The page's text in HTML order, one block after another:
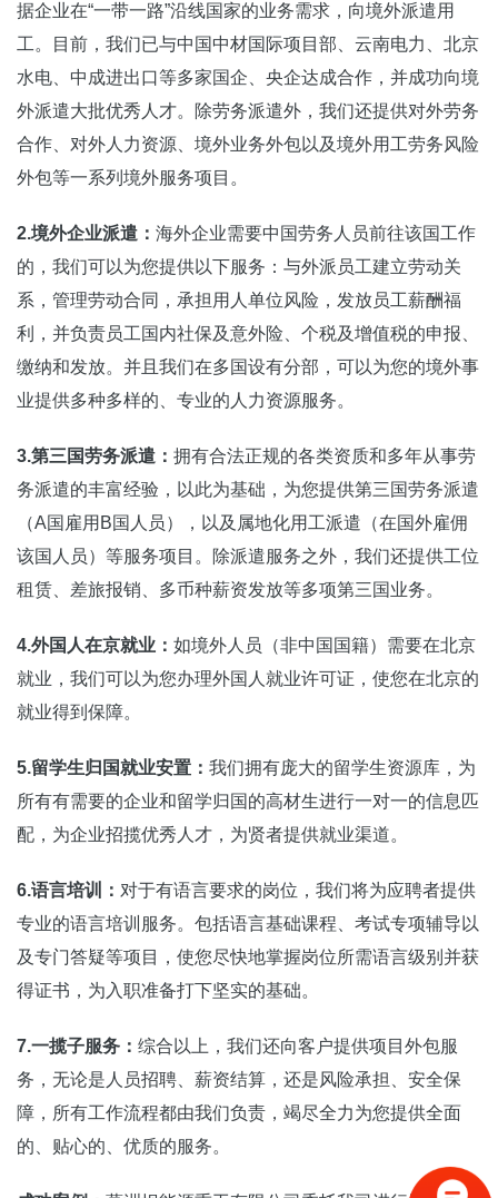
据企业在“一带一路”沿线国家的业务需求，向境外派遣用
工。目前，我们已与中国中材国际项目部、云南电力、北京
水电、中成进出口等多家国企、央企达成合作，并成功向境
外派遣大批优秀人才。除劳务派遣外，我们还提供对外劳务
合作、对外人力资源、境外业务外包以及境外用工劳务风险
外包等一系列境外服务项目。
2.境外企业派遣： 海外企业需要中国劳务人员前往该国工作
的，我们可以为您提供以下服务：与外派员工建立劳动关
系，管理劳动合同，承担用人单位风险，发放员工薪酬福
利，并负责员工国内社保及意外险、个税及增值税的申报、
缴纳和发放。并且我们在多国设有分部，可以为您的境外事
业提供多种多样的、专业的人力资源服务。
3.第三国劳务派遣： 拥有合法正规的各类资质和多年从事劳
务派遣的丰富经验，以此为基础，为您提供第三国劳务派遣
（A国雇用B国人员），以及属地化用工派遣（在国外雇佣
该国人员）等服务项目。除派遣服务之外，我们还提供工位
租赁、差旅报销、多币种薪资发放等多项第三国业务。
4.外国人在京就业： 如境外人员（非中国国籍）需要在北京
就业，我们可以为您办理外国人就业许可证，使您在北京的
就业得到保障。
5.留学生归国就业安置： 我们拥有庞大的留学生资源库，为
所有有需要的企业和留学归国的高材生进行一对一的信息匹
配，为企业招揽优秀人才，为贤者提供就业渠道。
6.语言培训： 对于有语言要求的岗位，我们将为应聘者提供
专业的语言培训服务。包括语言基础课程、考试专项辅导以
及专门答疑等项目，使您尽快地掌握岗位所需语言级别并获
得证书，为入职准备打下坚实的基础。
7.一揽子服务： 综合以上，我们还向客户提供项目外包服
务，无论是人员招聘、薪资结算，还是风险承担、安全保
障，所有工作流程都由我们负责，竭尽全力为您提供全面
的、贴心的、优质的服务。